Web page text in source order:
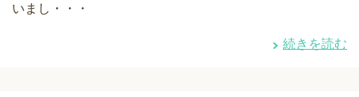
いまし・・・
続きを読む